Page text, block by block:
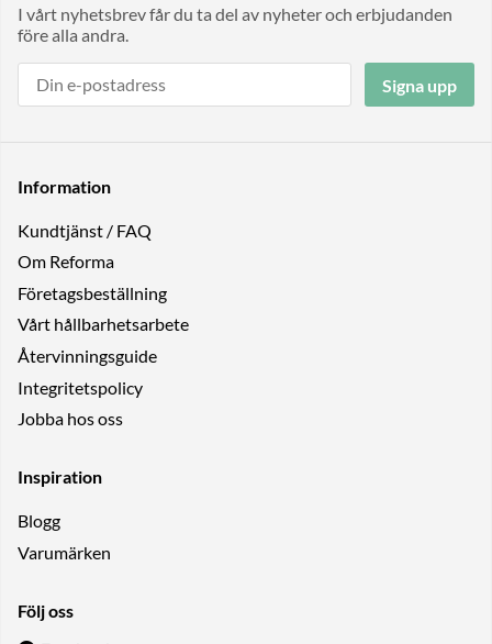
I vårt nyhetsbrev får du ta del av nyheter och erbjudanden
före alla andra.
Signa upp
Information
Kundtjänst / FAQ
Om Reforma
Företagsbeställning
Vårt hållbarhetsarbete
Återvinningsguide
Integritetspolicy
Jobba hos oss
Inspiration
Blogg
Varumärken
Följ oss